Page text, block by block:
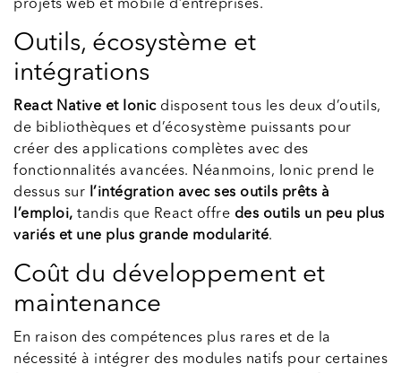
projets web et mobile d’entreprises.
Outils, écosystème et
intégrations
React Native et Ionicdisposent tous les deux d’outils,
de bibliothèques et d’écosystème puissants pour
créer des applications complètes avec des
fonctionnalités avancées. Néanmoins, Ionic prend le
dessus sur l’intégration avec ses outils prêts à
l’emploi, tandis que React offre des outils un peu plus
variés et une plus grande modularité.
Coût du développement et
maintenance
En raison des compétences plus rares et de la
nécessité à intégrer des modules natifs pour certaines